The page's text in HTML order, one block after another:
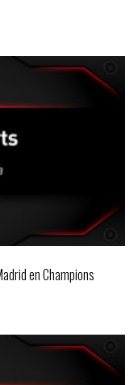
en Champions